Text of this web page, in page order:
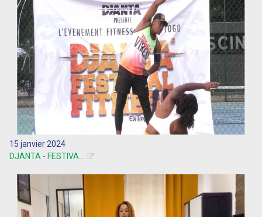
15 janvier 2024
DJANTA - FESTIVA...